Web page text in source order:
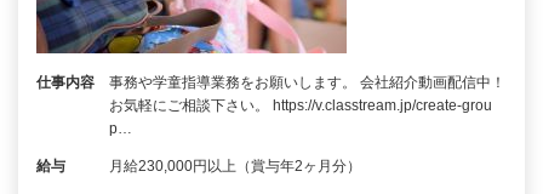
仕事内容
事務や学童指導業務をお願いします。 会社紹介動画配信中！
お気軽にご相談下さい。 https://v.classtream.jp/create-grou
p…
給与 月給230,000円以上（賞与年2ヶ月分）